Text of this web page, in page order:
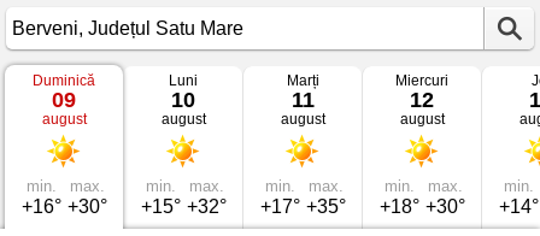
Vremea
Berveni
Județul
Satu
Duminică
09
august
min.
+16°
max.
+30°
Luni
10
august
min.
+15°
max.
+32°
Marți
11
august
min.
+17°
max.
+35°
Miercuri
12
august
min.
+18°
max.
+30°
min.
+14°